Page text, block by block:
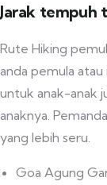
Jarak tempuh
Rute Hiking
anda pemula atau
untuk anak-anak
anaknya.
yang lebih seru.
Goa Agung